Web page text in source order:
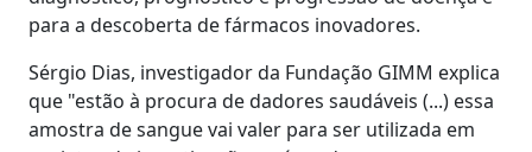
para a descoberta de fármacos inovadores.
Sérgio Dias, investigador da Fundação GIMM explica
que "estão à procura de dadores saudáveis (...) essa
amostra de sangue vai valer para ser utilizada em